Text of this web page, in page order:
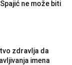
ne može biti
zdravlja da
imena